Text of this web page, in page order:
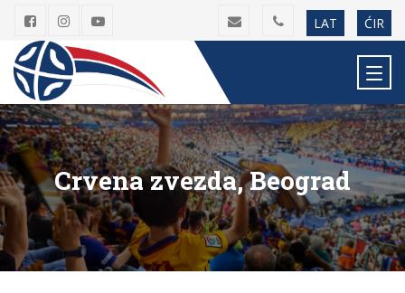
LAT ĆIR
Crvena zvezda, Beograd